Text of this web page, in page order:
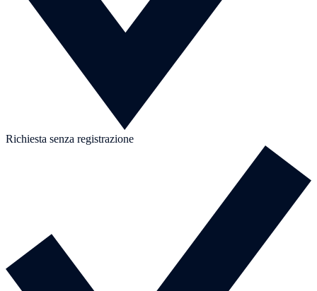
Richiesta senza registrazione